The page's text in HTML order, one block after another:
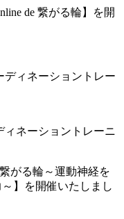
de 繋がる輪】を開
ィネーショントレーニ
がる輪～運動神経を
】を開催いたしまし